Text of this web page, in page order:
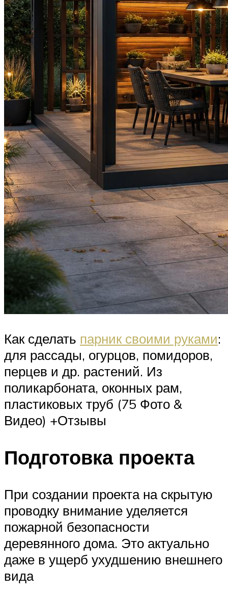
Как сделать парник своими руками:
для рассады, огурцов, помидоров,
перцев и др. растений. Из
поликарбоната, оконных рам,
пластиковых труб (75 Фото &
Видео) +Отзывы
Подготовка проекта
При создании проекта на скрытую
проводку внимание уделяется
пожарной безопасности
деревянного дома. Это актуально
даже в ущерб ухудшению внешнего
вида